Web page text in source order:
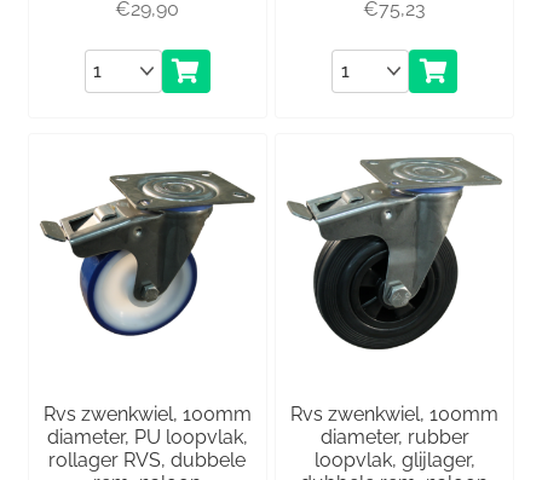
€29,90
Aantal
€75,23
Aantal
Rvs zwenkwiel, 100mm
diameter, PU loopvlak,
rollager RVS, dubbele
Rvs zwenkwiel, 100mm
diameter, rubber
loopvlak, glijlager,